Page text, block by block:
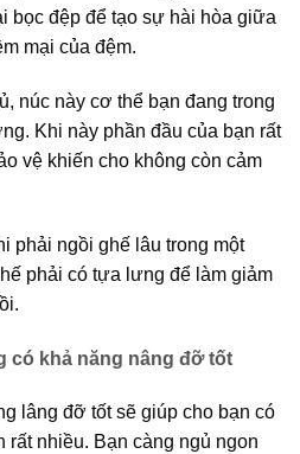
bọc đệp để tạo sự hài hòa giữa
mại của đệm.
núc này cơ thể bạn đang trong
Khi này phần đầu của bạn rất
vệ khiến cho không còn cảm
phải ngồi ghế lâu trong một
phải có tựa lưng để làm giảm
có khả năng nâng đỡ tốt
lâng đỡ tốt sẽ giúp cho bạn có
rất nhiều. Bạn càng ngủ ngon